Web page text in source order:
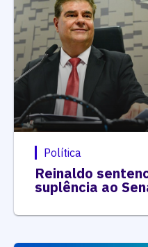
Política
Reinaldo
suplência ao